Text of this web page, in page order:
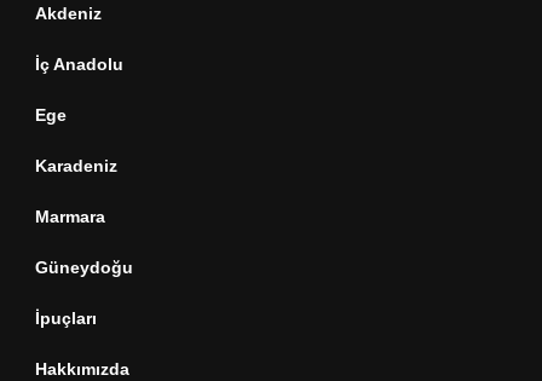
Akdeniz
İç Anadolu
Ege
Karadeniz
Marmara
Güneydoğu
İpuçları
Hakkımızda